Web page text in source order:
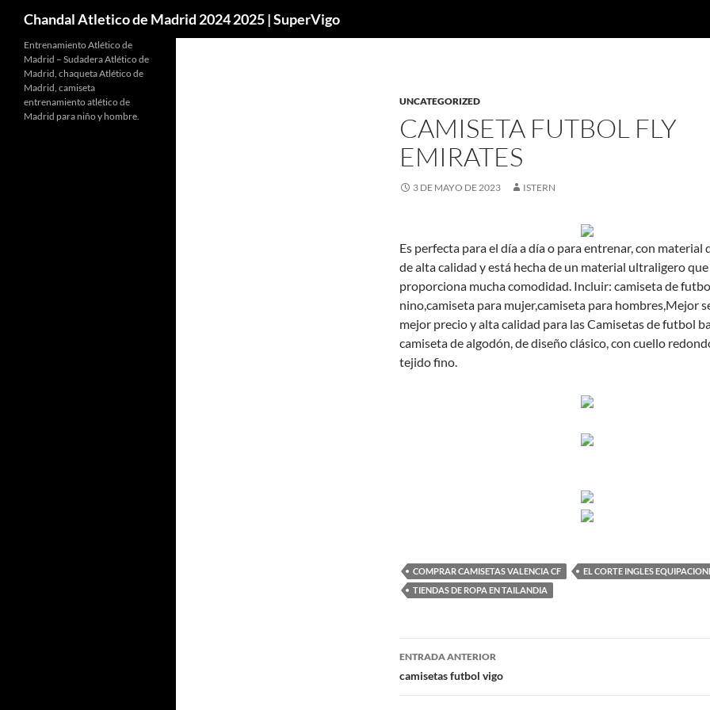
Chandal Atletico de Madrid 2024 2025 | SuperVigo
UNCATEGORIZED
CAMISETA FUTBOL FLY
EMIRATES
3 DE MAYO DE 2023 ISTERN
Es perfecta para el día a día o para entrenar, con material
de alta calidad y está hecha de un material ultraligero que
proporciona mucha comodidad. Incluir: camiseta de
nino,camiseta para mujer,camiseta para hombres,Mejor
mejor precio y alta calidad para las Camisetas de futbol
camiseta de algodón, de diseño clásico, con cuello
tejido fino.
COMPRAR CAMISETAS VALENCIA CF
EL CORTE INGLES
TIENDAS DE ROPA EN TAILANDIA
Navegación
de
ENTRADA ANTERIOR
camisetas futbol vigo
Entrenamiento Atlético de
Madrid – Sudadera Atlético de
Madrid, chaqueta Atlético de
Madrid, camiseta
entrenamiento atlético de
Madrid para niño y hombre.